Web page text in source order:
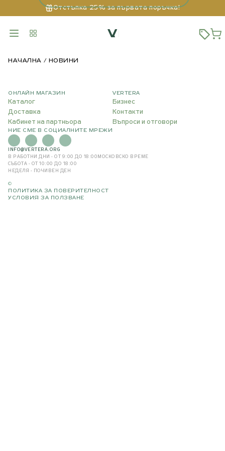
Отстъпка 25% за първата поръчка!
НАЧАЛНА НОВИНИ
ОНЛАЙН МАГАЗИН
Каталог
Доставка
Кабинет на партньора
VERTERA
Бизнес
Контакти
Въпроси и отговори
НИЕ СМЕ В СОЦИАЛНИТЕ МРЕЖИ
INFO@VERTERA.ORG
В РАБОТНИ ДНИ - ОТ 9:00 ДО 18:00 МОСКОВСКО ВРЕМЕ
СЪБОТА - ОТ 10:00 ДО 18:00
НЕДЕЛЯ - ПОЧИВЕН ДЕН
©
ПОЛИТИКА ЗА ПОВЕРИТЕЛНОСТ
УСЛОВИЯ ЗА ПОЛЗВАНЕ